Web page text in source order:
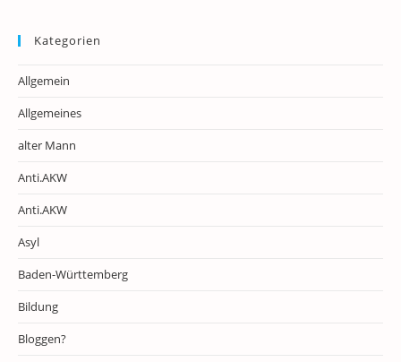
Kategorien
Allgemein
Allgemeines
alter Mann
Anti.AKW
Anti.AKW
Asyl
Baden-Württemberg
Bildung
Bloggen?